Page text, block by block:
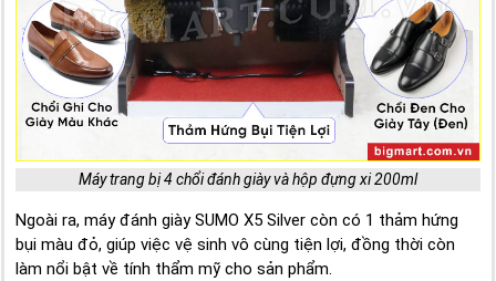
Máy trang bị 4 chổi đánh giày và hộp đựng xi 200ml
Ngoài ra, máy đánh giày SUMO X5 Silver còn có 1 thảm hứng
bụi màu đỏ, giúp việc vệ sinh vô cùng tiện lợi, đồng thời còn
làm nổi bật về tính thẩm mỹ cho sản phẩm.